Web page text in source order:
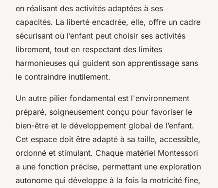
en réalisant des activités adaptées à ses
capacités. La liberté encadrée, elle, offre un cadre
sécurisant où l’enfant peut choisir ses activités
librement, tout en respectant des limites
harmonieuses qui guident son apprentissage sans
le contraindre inutilement.
Un autre pilier fondamental est l'environnement
préparé, soigneusement conçu pour favoriser le
bien-être et le développement global de l’enfant.
Cet espace doit être adapté à sa taille, accessible,
ordonné et stimulant. Chaque matériel Montessori
a une fonction précise, permettant une exploration
autonome qui développe à la fois la motricité fine,